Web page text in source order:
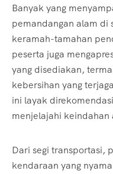
Banyak yang
pemandangan alam di
keramah-tamahan
peserta juga
yang disediakan,
kebersihan yang
ini layak
menjelajahi keindahan
Dari segi transportasi,
kendaraan yang